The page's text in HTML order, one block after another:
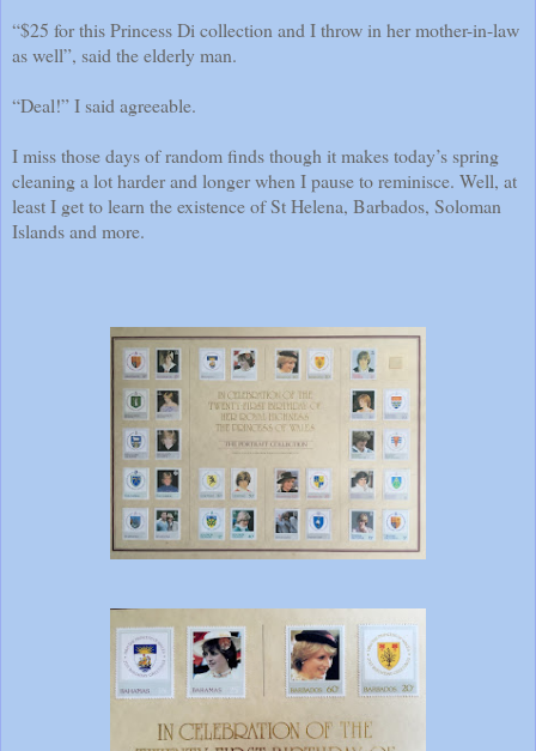
“$25 for this Princess Di collection and I throw in her mother-in-law
as well”, said the elderly man.
“Deal!” I said agreeable.
I miss those days of random finds though it makes today’s spring
cleaning a lot harder and longer when I pause to reminisce. Well, at
least I get to learn the existence of St Helena, Barbados, Soloman
Islands and more.